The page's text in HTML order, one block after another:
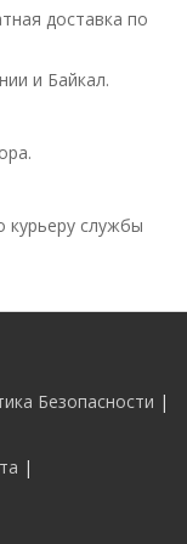
доставка по
и Байкал.
курьеру службы
Безопасности |
|